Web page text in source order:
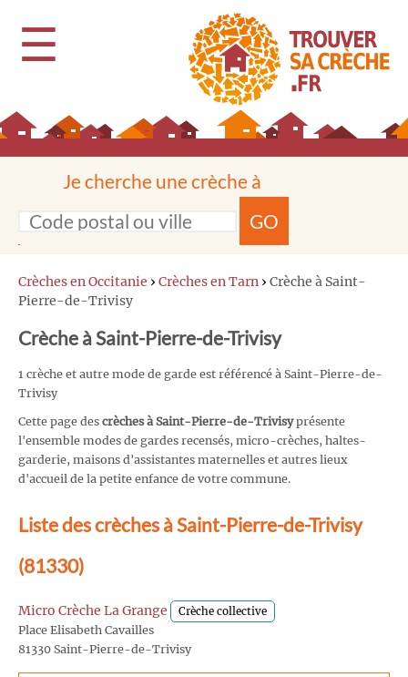
☰
Je cherche une crèche à
GO
Crèches en Occitanie › Crèches en Tarn › Crèche à Saint-
Pierre-de-Trivisy
Crèche à Saint-Pierre-de-Trivisy
1 crèche et autre mode de garde est référencé à Saint-Pierre-de-
Trivisy
Cette page des crèches à Saint-Pierre-de-Trivisyprésente
l'ensemble modes de gardes recensés, micro-crèches, haltes-
garderie, maisons d'assistantes maternelles et autres lieux
d'accueil de la petite enfance de votre commune.
Liste des crèches à Saint-Pierre-de-Trivisy
(81330)
Micro Crèche La Grange Crèche collective
Place Elisabeth Cavailles
81330 Saint-Pierre-de-Trivisy